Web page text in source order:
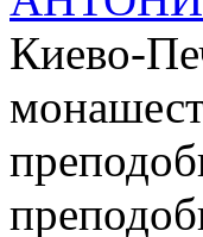
Киево-